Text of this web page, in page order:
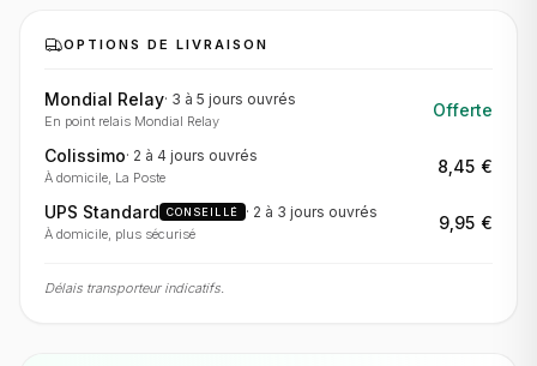
OPTIONS DE LIVRAISON
Mondial Relay· 3 à 5 jours ouvrés
En point relais Mondial Relay
Offerte
Colissimo· 2 à 4 jours ouvrés
À domicile, La Poste
8,45 €
UPS Standard CONSEILLÉ · 2 à 3 jours ouvrés
À domicile, plus sécurisé
9,95 €
Délais transporteur indicatifs.